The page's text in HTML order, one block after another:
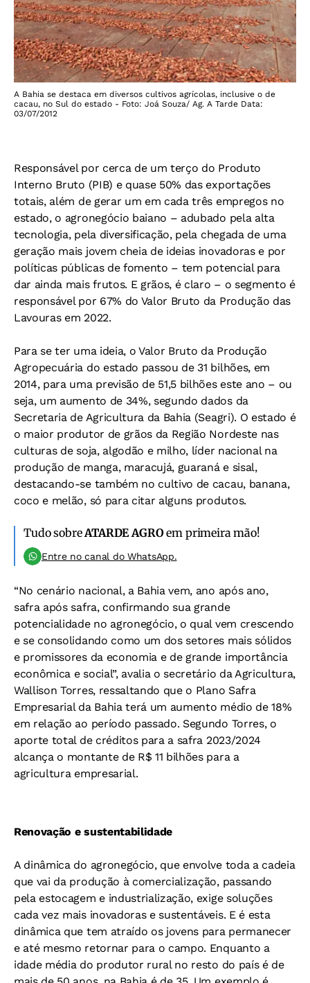
A Bahia se destaca em diversos cultivos agrícolas, inclusive o de
cacau, no Sul do estado - Foto: Joá Souza/ Ag. A Tarde Data:
03/07/2012
Responsável por cerca de um terço do Produto
Interno Bruto (PIB) e quase 50% das exportações
totais, além de gerar um em cada três empregos no
estado, o agronegócio baiano – adubado pela alta
tecnologia, pela diversificação, pela chegada de uma
geração mais jovem cheia de ideias inovadoras e por
políticas públicas de fomento – tem potencial para
dar ainda mais frutos. E grãos, é claro – o segmento é
responsável por 67% do Valor Bruto da Produção das
Lavouras em 2022.
Para se ter uma ideia, o Valor Bruto da Produção
Agropecuária do estado passou de 31 bilhões, em
2014, para uma previsão de 51,5 bilhões este ano – ou
seja, um aumento de 34%, segundo dados da
Secretaria de Agricultura da Bahia (Seagri). O estado é
o maior produtor de grãos da Região Nordeste nas
culturas de soja, algodão e milho, líder nacional na
produção de manga, maracujá, guaraná e sisal,
destacando-se também no cultivo de cacau, banana,
coco e melão, só para citar alguns produtos.
Tudo sobreATARDE AGROem primeira mão!
Entre no canal do WhatsApp.
“No cenário nacional, a Bahia vem, ano após ano,
safra após safra, confirmando sua grande
potencialidade no agronegócio, o qual vem crescendo
e se consolidando como um dos setores mais sólidos
e promissores da economia e de grande importância
econômica e social”, avalia o secretário da Agricultura,
Wallison Torres, ressaltando que o Plano Safra
Empresarial da Bahia terá um aumento médio de 18%
em relação ao período passado. Segundo Torres, o
aporte total de créditos para a safra 2023/2024
alcança o montante de R$ 11 bilhões para a
agricultura empresarial.
Renovação e sustentabilidade
A dinâmica do agronegócio, que envolve toda a cadeia
que vai da produção à comercialização, passando
pela estocagem e industrialização, exige soluções
cada vez mais inovadoras e sustentáveis. E é esta
dinâmica que tem atraído os jovens para permanecer
e até mesmo retornar para o campo. Enquanto a
idade média do produtor rural no resto do país é de